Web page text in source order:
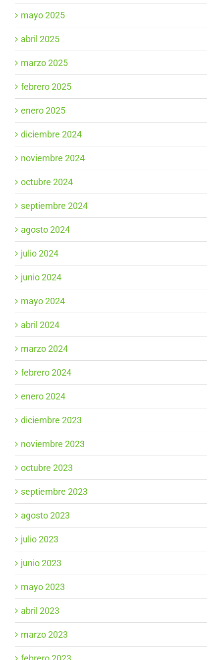
mayo 2025
abril 2025
marzo 2025
febrero 2025
enero 2025
diciembre 2024
noviembre 2024
octubre 2024
septiembre 2024
agosto 2024
julio 2024
junio 2024
mayo 2024
abril 2024
marzo 2024
febrero 2024
enero 2024
diciembre 2023
noviembre 2023
octubre 2023
septiembre 2023
agosto 2023
julio 2023
junio 2023
mayo 2023
abril 2023
marzo 2023